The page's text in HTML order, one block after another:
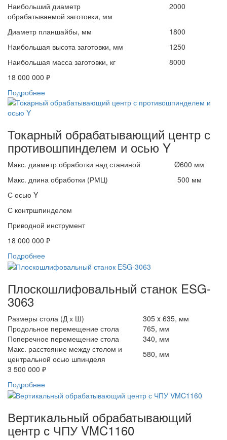
Наибольший диаметр
обрабатываемой заготовки, мм
2000
Диаметр планшайбы, мм
1800
Наибольшая высота заготовки, мм
1250
Наибольшая масса заготовки, кг
8000
18 000 000 ₽
Подробнее
Токарный обрабатывающий центр с
противошпинделем и осью Y
Макс. диаметр обработки над станиной
Ø600 мм
Макс. длина обработки (РМЦ)
500 мм
С осью Y
С контршпинделем
Приводной инструмент
18 000 000 ₽
Подробнее
Плоскошлифовальный станок ESG-
3063
Размеры стола (Д х Ш)
305 x 635, мм
Продольное перемещение стола
765, мм
Поперечное перемещение стола
340, мм
Макс. расстояние между столом и
центральной осью шпинделя
580, мм
3 500 000 ₽
Подробнее
Вертикальный обрабатывающий
центр с ЧПУ VMC1160